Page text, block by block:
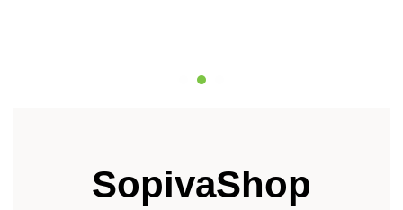
SopivaShop